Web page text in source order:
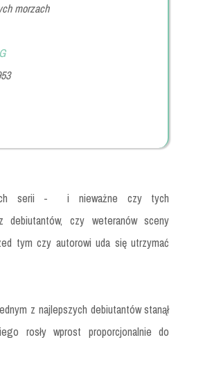
morzach
serii -
i nieważne czy tych
debiutantów, czy weteranów sceny
tym czy autorowi uda się utrzymać
z najlepszych debiutantów stanął
rosły wprost proporcjonalnie do